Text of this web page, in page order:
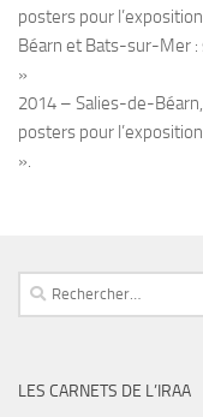
posters pour
Béarn et Bats-sur-Mer
»
2014 – Salies-de-
posters pour
».
Rechercher :
LES CARNETS DE L’IRAA